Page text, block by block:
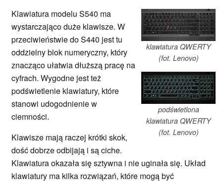
klawiatura QWERTY
(fot. Lenovo)
podświetlona
klawiatura QWERTY
(fot. Lenovo)
Klawiatura modelu S540 ma
wystarczająco duże klawisze. W
przeciwieństwie do S440 jest tu
oddzielny blok numeryczny, który
znacząco ułatwia dłuższą pracę na
cyfrach. Wygodne jest też
podświetlenie klawiatury, które
stanowi udogodnienie w
ciemności.
Klawisze mają raczej krótki skok,
dość dobrze odbijają i są ciche.
Klawiatura okazała się sztywna i nie uginała się. Układ
klawiatury ma kilka rozwiązań, które mogą być